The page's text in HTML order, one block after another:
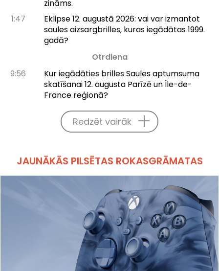
zināms.
1:47
Eklipse 12. augustā 2026: vai var izmantot
saules aizsargbrilles, kuras iegādātas 1999.
gadā?
Otrdiena
9:56
Kur iegādāties brilles Saules aptumsuma
skatīšanai 12. augusta Parīzē un Île-de-
France reģionā?
Redzēt vairāk
JAUNĀKĀS PILSĒTAS ROKASGRĀMATAS